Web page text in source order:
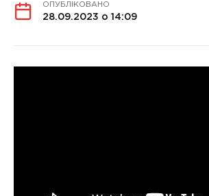
ОПУБЛІКОВАНО
28.09.2023 о 14:09